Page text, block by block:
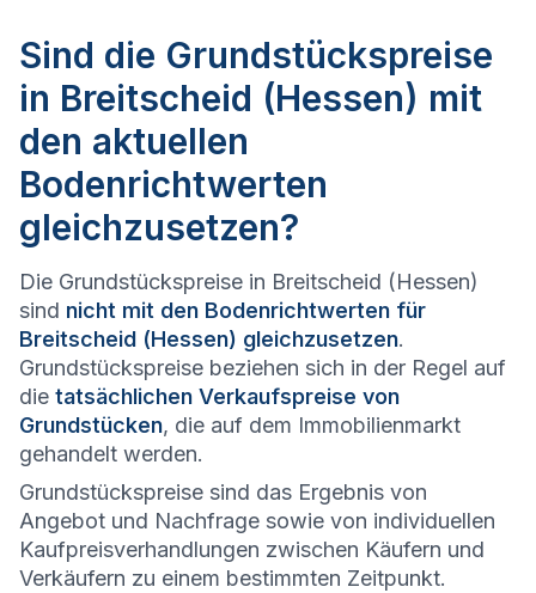
Sind die Grundstückspreise
in Breitscheid (Hessen) mit
den aktuellen
Bodenrichtwerten
gleichzusetzen?
Die Grundstückspreise in Breitscheid (Hessen)
sind nicht mit den Bodenrichtwerten für
Breitscheid (Hessen) gleichzusetzen.
Grundstückspreise beziehen sich in der Regel auf
die tatsächlichen Verkaufspreise von
Grundstücken, die auf dem Immobilienmarkt
gehandelt werden.
Grundstückspreise sind das Ergebnis von
Angebot und Nachfrage sowie von individuellen
Kaufpreisverhandlungen zwischen Käufern und
Verkäufern zu einem bestimmten Zeitpunkt.